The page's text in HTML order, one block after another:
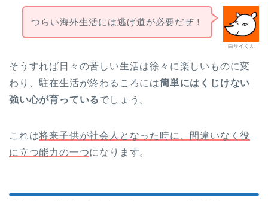
白サイくん
つらい海外生活には逃げ道が必要だぜ！
そうすれば日々の苦しい生活は徐々に楽しいものに変
わり、駐在生活が終わるころには簡単にはくじけない
強い心が育っているでしょう。
これは将来子供が社会人となった時に、間違いなく役
に立つ能力の一つになります。